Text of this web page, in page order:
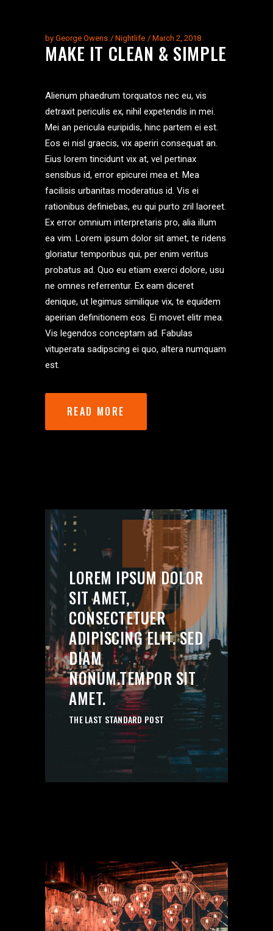
by George Owens Nightlife March 2, 2018
MAKE IT CLEAN & SIMPLE
Alienum phaedrum torquatos nec eu, vis
detraxit periculis ex, nihil expetendis in mei.
Mei an pericula euripidis, hinc partem ei est.
Eos ei nisl graecis, vix aperiri consequat an.
Eius lorem tincidunt vix at, vel pertinax
sensibus id, error epicurei mea et. Mea
facilisis urbanitas moderatius id. Vis ei
rationibus definiebas, eu qui purto zril laoreet.
Ex error omnium interpretaris pro, alia illum
ea vim. Lorem ipsum dolor sit amet, te ridens
gloriatur temporibus qui, per enim veritus
probatus ad. Quo eu etiam exerci dolore, usu
ne omnes referrentur. Ex eam diceret
denique, ut legimus similique vix, te equidem
apeirian definitionem eos. Ei movet elitr mea.
Vis legendos conceptam ad. Fabulas
vituperata sadipscing ei quo, altera numquam
est.
READ MORE’’
LOREM IPSUM DOLOR
SIT AMET,
CONSECTETUER
ADIPISCING ELIT. SED
DIAM
NONUM.TEMPOR SIT
AMET.
THE LAST STANDARD POST